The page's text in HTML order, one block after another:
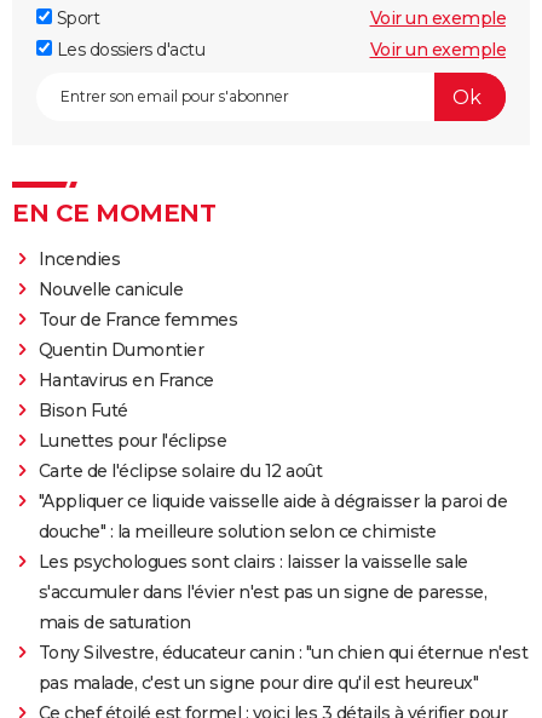
Sport
Voir un exemple
Les dossiers d'actu
Voir un exemple
EN CE MOMENT
Incendies
Nouvelle canicule
Tour de France femmes
Quentin Dumontier
Hantavirus en France
Bison Futé
Lunettes pour l'éclipse
Carte de l'éclipse solaire du 12 août
"Appliquer ce liquide vaisselle aide à dégraisser la paroi de
douche" : la meilleure solution selon ce chimiste
Les psychologues sont clairs : laisser la vaisselle sale
s'accumuler dans l'évier n'est pas un signe de paresse,
mais de saturation
Tony Silvestre, éducateur canin : "un chien qui éternue n'est
pas malade, c'est un signe pour dire qu'il est heureux"
Ce chef étoilé est formel : voici les 3 détails à vérifier pour